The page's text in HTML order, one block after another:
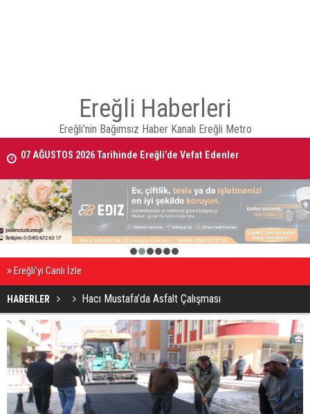
Ereğli Haberleri
Ereğli'nin Bağımsız Haber Kanalı Ereğli Metro
07 AĞUSTOS 2026 Tarihinde Ereğli’de Vefat Edenler
EREĞLİ'DE GÜNDEMİ SARSAN İSTİFA
2 3 4 5 6
Ereğli’yi Canlı İzle
HABERLER Hacı Mustafa’da Asfalt Çalışması